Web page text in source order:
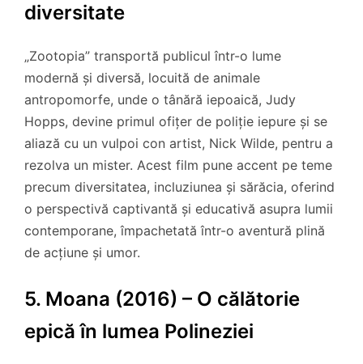
diversitate
„Zootopia” transportă publicul într-o lume
modernă și diversă, locuită de animale
antropomorfe, unde o tânără iepoaică, Judy
Hopps, devine primul ofițer de poliție iepure și se
aliază cu un vulpoi con artist, Nick Wilde, pentru a
rezolva un mister. Acest film pune accent pe teme
precum diversitatea, incluziunea și sărăcia, oferind
o perspectivă captivantă și educativă asupra lumii
contemporane, împachetată într-o aventură plină
de acțiune și umor.
5. Moana (2016) – O călătorie
epică în lumea Polineziei